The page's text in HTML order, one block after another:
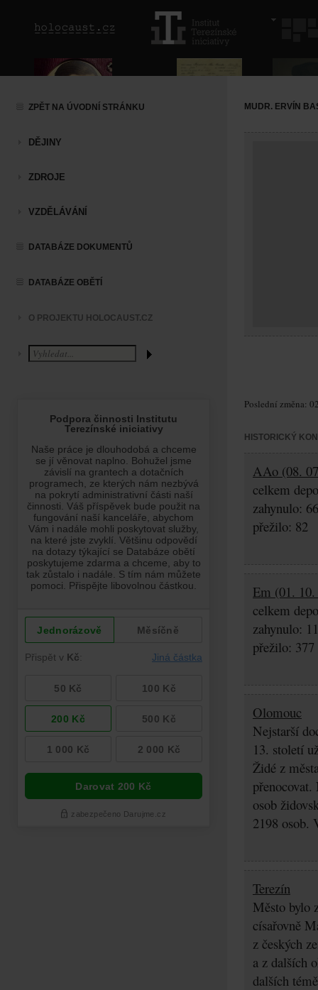
ZPĚT NA ÚVODNÍ STRÁNKU
DĚJINY
ZDROJE
VZDĚLÁVÁNÍ
DATABÁZE DOKUMENTŮ
DATABÁZE OBĚTÍ
O PROJEKTU HOLOCAUST.CZ
MUDR. ERVÍN
Poslední změna:
HISTORICKÝ
AAo (08.
celkem
zahynulo:
přežilo: 82
Em (01.
celkem
zahynulo:
přežilo: 377
Olomouc
Nejstarší
13. století
Židé z
osob
2198 osob.
Terezín
Město bylo
císařovně
z českých
a z dalších
dalších